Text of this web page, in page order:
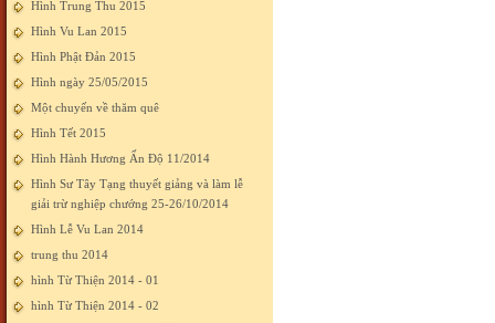
Hình Trung Thu 2015
Hình Vu Lan 2015
Hình Phật Đản 2015
Hình ngày 25/05/2015
Một chuyến về thăm quê
Hình Tết 2015
Hình Hành Hương Ấn Độ 11/2014
Hình Sư Tây Tạng thuyết giảng và làm lễ
giải trừ nghiệp chướng 25-26/10/2014
Hình Lễ Vu Lan 2014
trung thu 2014
hình Từ Thiện 2014 - 01
hình Từ Thiện 2014 - 02